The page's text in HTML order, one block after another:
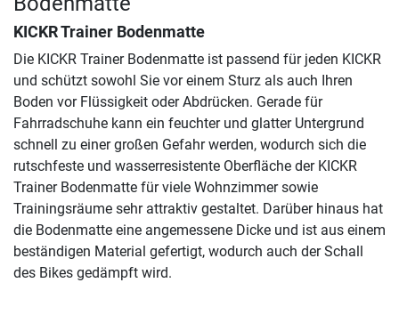
KICKR Trainer Bodenmatte
Die KICKR Trainer Bodenmatte ist passend für jeden KICKR
und schützt sowohl Sie vor einem Sturz als auch Ihren
Boden vor Flüssigkeit oder Abdrücken. Gerade für
Fahrradschuhe kann ein feuchter und glatter Untergrund
schnell zu einer großen Gefahr werden, wodurch sich die
rutschfeste und wasserresistente Oberfläche der KICKR
Trainer Bodenmatte für viele Wohnzimmer sowie
Trainingsräume sehr attraktiv gestaltet. Darüber hinaus hat
die Bodenmatte eine angemessene Dicke und ist aus einem
beständigen Material gefertigt, wodurch auch der Schall
des Bikes gedämpft wird.